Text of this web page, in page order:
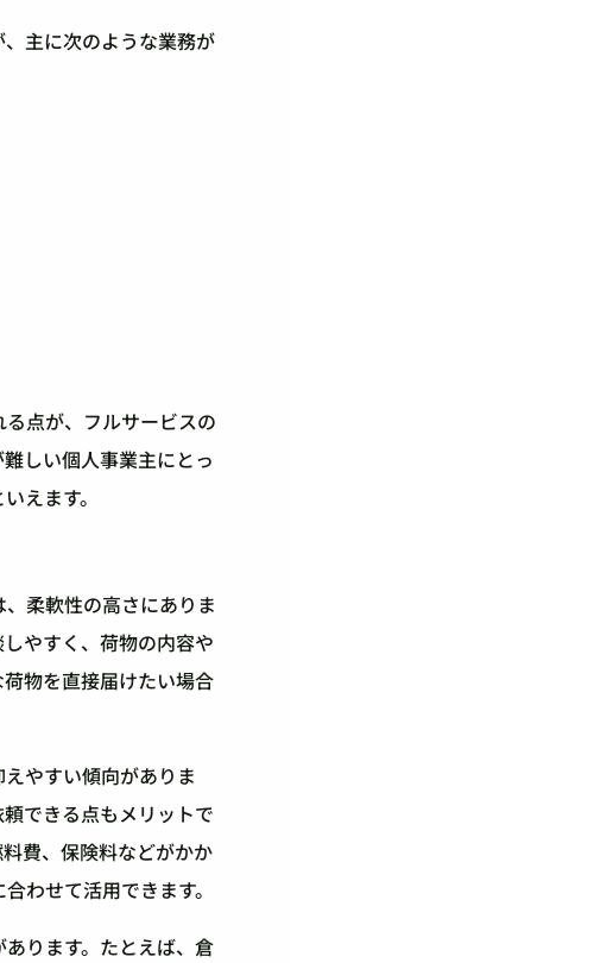
主に次のような業務が
点が、フルサービスの
しい個人事業主にとっ
えます。
柔軟性の高さにありま
やすく、荷物の内容や
物を直接届けたい場合
やすい傾向がありま
できる点もメリットで
費、保険料などがかか
わせて活用できます。
ります。たとえば、倉